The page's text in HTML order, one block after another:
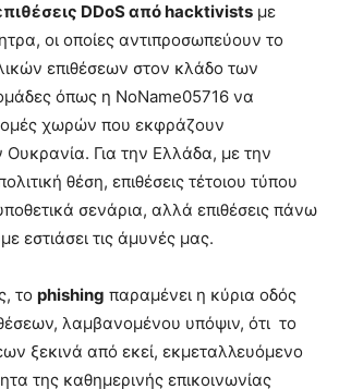
DDoSαπό hacktivists με
οι οποίες αντιπροσωπεύουν το
επιθέσεων στον κλάδο των
όπως η NoName05716 να
χωρών που εκφράζουν
Ουκρανία. Για την Ελλάδα, με την
θέση, επιθέσεις τέτοιου τύπου
σενάρια, αλλά επιθέσεις πάνω
εστιάσει τις άμυνές μας.
το phishing παραμένει η κύρια οδός
λαμβανομένου υπόψιν, ότι το
ξεκινά από εκεί, εκμεταλλευόμενο
της καθημερινής επικοινωνίας